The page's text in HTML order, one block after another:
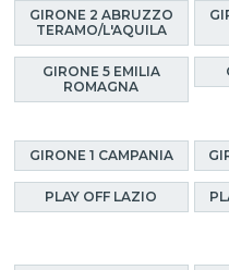
GIRONE 2 ABRUZZO
TERAMO/L'AQUILA
GIRONE 5 EMILIA
ROMAGNA
GIRONE 1 CAMPANIA
PLAY OFF LAZIO